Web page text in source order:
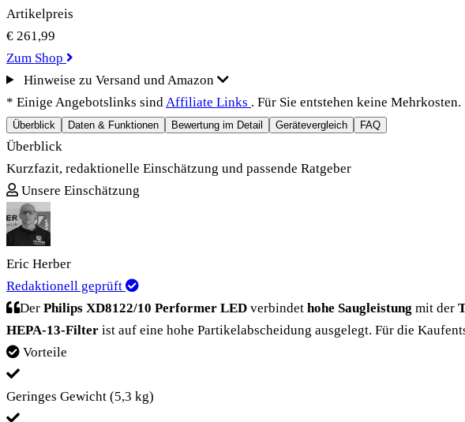
Artikelpreis
€ 261,99
Zum Shop
Hinweise zu Versand und Amazon
* Einige Angebotslinks sind Affiliate Links . Für Sie entstehen keine Mehrkosten.
Überblick Daten & Funktionen Bewertung im Detail Gerätevergleich FAQ
Überblick
Kurzfazit, redaktionelle Einschätzung und passende Ratgeber
Unsere Einschätzung
Eric Herber
Redaktionell geprüft
Der Philips XD8122/10 Performer LED verbindet hohe Saugleistung mit der
HEPA-13-Filter ist auf eine hohe Partikelabscheidung ausgelegt. Für die
Vorteile
Geringes Gewicht (5,3 kg)